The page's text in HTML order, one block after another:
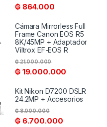
₲864.000
Cámara Mirrorless Full
Frame Canon EOS R5
8K/45MP + Adaptador
Viltrox EF-EOS R
₲19.000.000
₲21.000.000
Kit Nikon D7200 DSLR
24.2MP + Accesorios
₲6.700.000
₲8.000.000